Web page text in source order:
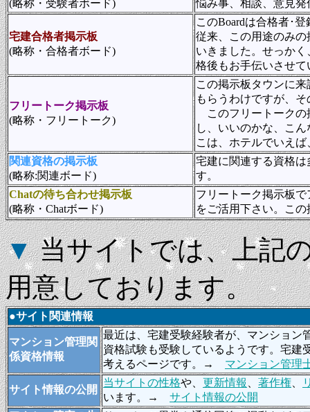
(略称・受験者ボード)
悩み事、相談、意見
宅建合格者掲示板
(略称・合格者ボード)
このBoardは合格者･
従来、この用途のみ
いきました。せっか
格後もお手伝いさせ
フリートーク掲示板
(略称・フリートーク)
この掲示板タウンに
もらうわけですが、
このフリートークの
し、いいのかな、こ
こは、ホテルでいえ
関連資格の掲示板
(略称:関連ボード)
宅建に関連する資格
す。
Chatの待ち合わせ掲示板
(略称・Chatボード)
フリートーク掲示板
をご活用下さい。こ
▼当サイトでは、上記
用意しております。
●サイト関連情報
マンション管理関
係資格情報
最近は、宅建受験経験者が、マンション
資格試験も受験しているようです。宅建
考えるページです。→ マンション管理
サイト情報の公開
当サイトの性格や、 更新情報 著作権
います。→ サイト情報の公開